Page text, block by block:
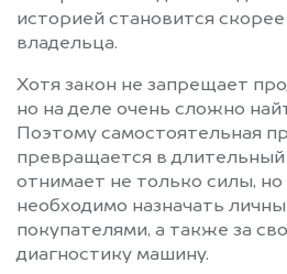
историей становится скорее
владельца.
Хотя закон не запрещает
но на деле очень сложно
Поэтому самостоятельная
превращается в
отнимает не только силы,
необходимо назначать
покупателями, а также за
диагностику машину.